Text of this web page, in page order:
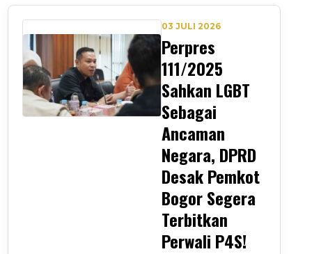
03 JULI 2026
Perpres
111/2025
Sahkan LGBT
Sebagai
Ancaman
Negara, DPRD
Desak Pemkot
Bogor Segera
Terbitkan
Perwali P4S!